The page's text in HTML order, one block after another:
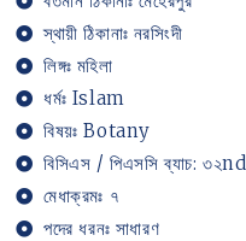
স্থায়ী ঠিকানাঃ নরসিংদী
লিঙ্গঃ মহিলা
ধর্মঃ Islam
বিষয়ঃ Botany
বিসিএস / পিএসসি ব্যাচ: ৩২nd
মেধাক্রমঃ ৭
পদের ধরনঃ সাধারণ